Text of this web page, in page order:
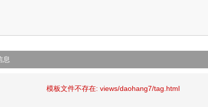
息
模板文件不存在: views/daohang7/tag.html